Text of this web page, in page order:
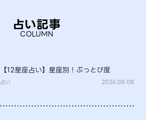
占い記事
COLUMN
【12星座占い】星座別！ぶっとび度
占い 2026.08.08